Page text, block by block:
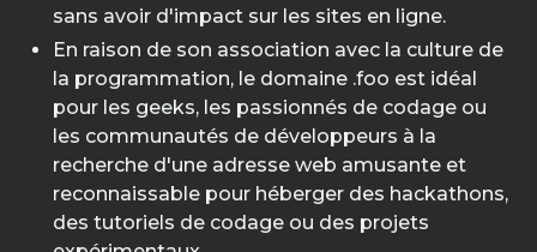
sans avoir d'impact sur les sites en ligne.
En raison de son association avec la culture de
la programmation, le domaine .foo est idéal
pour les geeks, les passionnés de codage ou
les communautés de développeurs à la
recherche d'une adresse web amusante et
reconnaissable pour héberger des hackathons,
des tutoriels de codage ou des projets